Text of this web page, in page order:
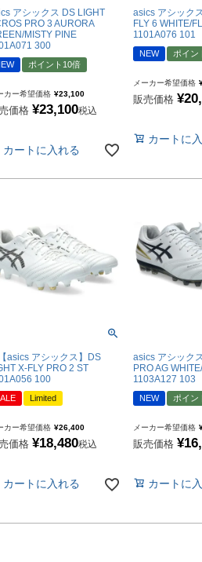
アシックス DS LIGHT
PRO 3 AURORA
MISTY PINE
300
ポイント10倍
カー希望価格 ¥23,100
価格 ¥23,100税込
カートに入れる
asics アシック
FLY 6 WHITE/
1101A076 101
NEW ポイン
メーカー希望価格
販売価格 ¥
カートに
asics アシックス】DS
X-FLY PRO 2 ST
100
Limited
カー希望価格 ¥26,400
価格 ¥18,480税込
カートに入れる
asics アシック
PRO AG
1103A127 103
NEW ポイン
メーカー希望価格
販売価格 ¥
カートに